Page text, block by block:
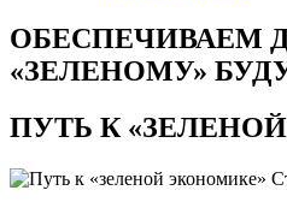
ОБЕСПЕЧИВАЕМ
«ЗЕЛЕНОМУ»
ПУТЬ К